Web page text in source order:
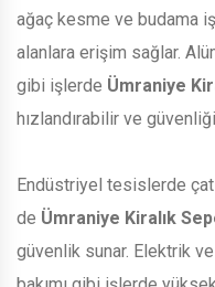
ağaç kesme ve budama
alanlara erişim sağlar.
gibi işlerde Ümraniye
hızlandırabilir ve
Endüstriyel tesislerde
de Ümraniye Kiralık
güvenlik sunar. Elektrik